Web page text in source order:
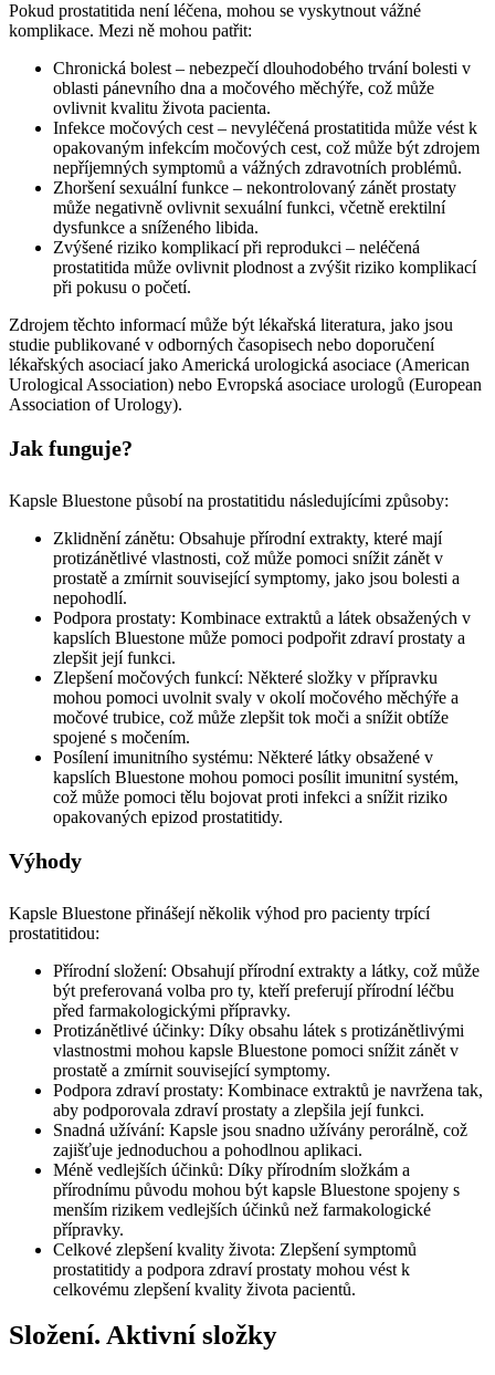
Pokud prostatitida není léčena, mohou se vyskytnout vážné
komplikace. Mezi ně mohou patřit:
Chronická bolest – nebezpečí dlouhodobého trvání bolesti v
oblasti pánevního dna a močového měchýře, což může
ovlivnit kvalitu života pacienta.
Infekce močových cest – nevyléčená prostatitida může vést k
opakovaným infekcím močových cest, což může být zdrojem
nepříjemných symptomů a vážných zdravotních problémů.
Zhoršení sexuální funkce – nekontrolovaný zánět prostaty
může negativně ovlivnit sexuální funkci, včetně erektilní
dysfunkce a sníženého libida.
Zvýšené riziko komplikací při reprodukci – neléčená
prostatitida může ovlivnit plodnost a zvýšit riziko komplikací
při pokusu o početí.
Zdrojem těchto informací může být lékařská literatura, jako jsou
studie publikované v odborných časopisech nebo doporučení
lékařských asociací jako Americká urologická asociace (American
Urological Association) nebo Evropská asociace urologů (European
Association of Urology).
Jak funguje?
Kapsle Bluestone působí na prostatitidu následujícími způsoby:
Zklidnění zánětu: Obsahuje přírodní extrakty, které mají
protizánětlivé vlastnosti, což může pomoci snížit zánět v
prostatě a zmírnit související symptomy, jako jsou bolesti a
nepohodlí.
Podpora prostaty: Kombinace extraktů a látek obsažených v
kapslích Bluestone může pomoci podpořit zdraví prostaty a
zlepšit její funkci.
Zlepšení močových funkcí: Některé složky v přípravku
mohou pomoci uvolnit svaly v okolí močového měchýře a
močové trubice, což může zlepšit tok moči a snížit obtíže
spojené s močením.
Posílení imunitního systému: Některé látky obsažené v
kapslích Bluestone mohou pomoci posílit imunitní systém,
což může pomoci tělu bojovat proti infekci a snížit riziko
opakovaných epizod prostatitidy.
Výhody
Kapsle Bluestone přinášejí několik výhod pro pacienty trpící
prostatitidou:
Přírodní složení: Obsahují přírodní extrakty a látky, což může
být preferovaná volba pro ty, kteří preferují přírodní léčbu
před farmakologickými přípravky.
Protizánětlivé účinky: Díky obsahu látek s protizánětlivými
vlastnostmi mohou kapsle Bluestone pomoci snížit zánět v
prostatě a zmírnit související symptomy.
Podpora zdraví prostaty: Kombinace extraktů je navržena tak,
aby podporovala zdraví prostaty a zlepšila její funkci.
Snadná užívání: Kapsle jsou snadno užívány perorálně, což
zajišťuje jednoduchou a pohodlnou aplikaci.
Méně vedlejších účinků: Díky přírodním složkám a
přírodnímu původu mohou být kapsle Bluestone spojeny s
menším rizikem vedlejších účinků než farmakologické
přípravky.
Celkové zlepšení kvality života: Zlepšení symptomů
prostatitidy a podpora zdraví prostaty mohou vést k
celkovému zlepšení kvality života pacientů.
Složení. Aktivní složky